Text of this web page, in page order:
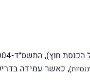
חוץ), התשס"ד-2004.
, כאשר עמידה